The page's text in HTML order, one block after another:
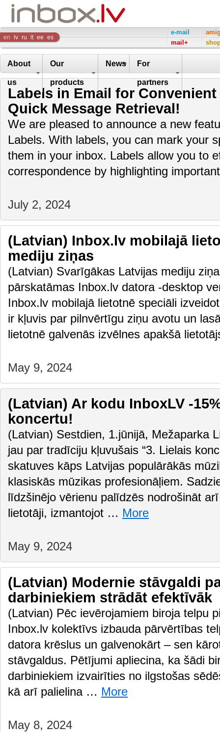
Inbox
Company
en lv ru lt ee es
e-mail
mail+
About
us
Our
products
News For
partners
Labels in Email for
Quick Message Retrieval!
We are pleased to announce a new
Labels. With labels, you can mark your
them in your inbox. Labels allow you to
correspondence by highlighting
July 2, 2024
(Latvian) Inbox.lv mobilajā
mediju ziņas
(Latvian) Svarīgākas Latvijas mediju
pārskatāmas Inbox.lv datora -desktop
Inbox.lv mobilajā lietotnē speciāli
ir kļuvis par pilnvērtīgu ziņu avotu un
lietotnē galvenās izvēlnes apakšā
May 9, 2024
(Latvian) Ar kodu InboxLV -
koncertu!
(Latvian) Sestdien, 1.jūnijā, Mežaparka
jau par tradīciju kļuvušais “3. Lielais
skatuves kāps Latvijas populārākās
klasiskās mūzikas profesionāļiem.
līdzšinējo vērienu palīdzēs nodrošināt
lietotāji, izmantojot … More
May 9, 2024
(Latvian) Modernie stāvgaldi
darbiniekiem strādāt efektīvāk
(Latvian) Pēc ievērojamiem biroja telpu
Inbox.lv kolektīvs izbauda pārvērtības
datora krēslus un galvenokārt – sen
stāvgaldus. Pētījumi apliecina, ka šādi
darbiniekiem izvairīties no ilgstošas
kā arī palielina … More
May 8, 2024